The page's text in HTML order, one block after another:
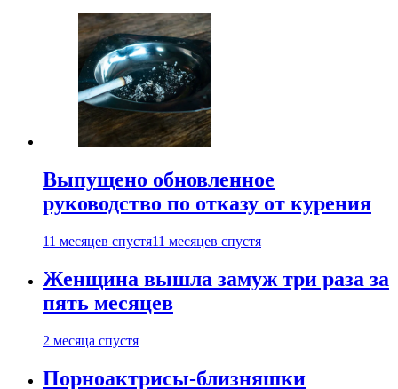
Выпущено обновленное
руководство по отказу от курения
11 месяцев спустя11 месяцев спустя
Женщина вышла замуж три раза за
пять месяцев
2 месяца спустя
Порноактрисы-близняшки